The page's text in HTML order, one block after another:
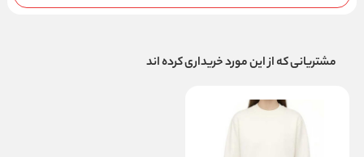
مشتریانی که از این مورد خریداری کرده اند